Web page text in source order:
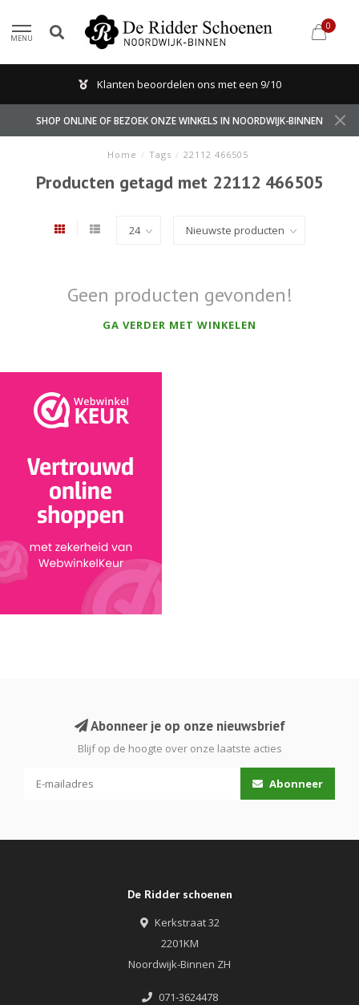
MENU
0
Klanten beoordelen ons met een 9/10
SHOP ONLINE OF BEZOEK ONZE WINKELS IN NOORDWIJK-BINNEN
Home / Tags / 22112 466505
Producten getagd met 22112 466505
Geen producten gevonden!
GA VERDER MET WINKELEN
Abonneer je op onze nieuwsbrief
Blijf op de hoogte over onze laatste acties
Abonneer
De Ridder schoenen
Kerkstraat 32
2201KM
Noordwijk-Binnen ZH
071-3624478